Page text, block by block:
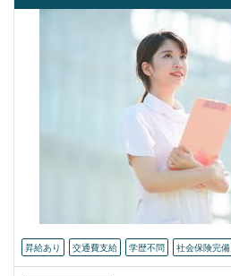
昇給あり 交通費支給 学歴不問 社会保険完備